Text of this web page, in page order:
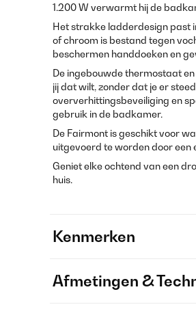
1.200 W verwarmt hij de
Het strakke ladderdesign past
of chroom is bestand tegen
beschermen handdoeken en
De ingebouwde thermostaat
jij dat wilt, zonder dat je er
oververhittingsbeveiliging en
gebruik in de badkamer.
De Fairmont is geschikt voor
uitgevoerd te worden door
Geniet elke ochtend van een
huis.
Kenmerken
Afmetingen &